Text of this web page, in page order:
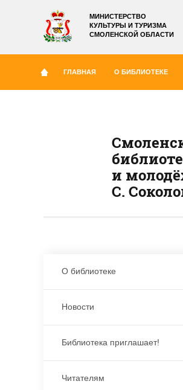
МИНИСТЕРСТВО
КУЛЬТУРЫ И ТУРИЗМА
СМОЛЕНСКОЙ ОБЛАСТИ
ГЛАВНАЯ О БИБЛИОТЕКЕ
и
С.
О библиотеке
Новости
Библиотека приглашает!
Читателям